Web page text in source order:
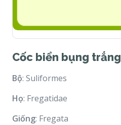
Cốc biển bụng trắng
Bộ: Suliformes
Họ: Fregatidae
Giống: Fregata